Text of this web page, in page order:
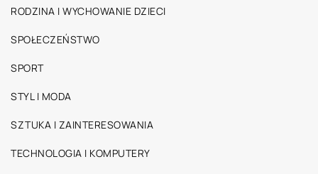
RODZINA I WYCHOWANIE DZIECI
SPOŁECZEŃSTWO
SPORT
STYL I MODA
SZTUKA I ZAINTERESOWANIA
TECHNOLOGIA I KOMPUTERY